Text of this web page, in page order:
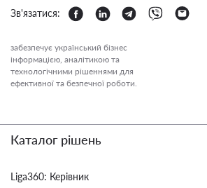
Зв'язатися:
забезпечує український бізнес
інформацією, аналітикою та
технологічними рішеннями для
ефективної та безпечної роботи.
Каталог рішень
Liga360: Керівник